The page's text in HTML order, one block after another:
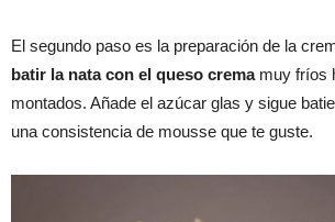
El segundo paso es la preparación de la
batir la nata con el queso cremamuy fríos
montados. Añade el azúcar glas y sigue
una consistencia de mousse que te guste.